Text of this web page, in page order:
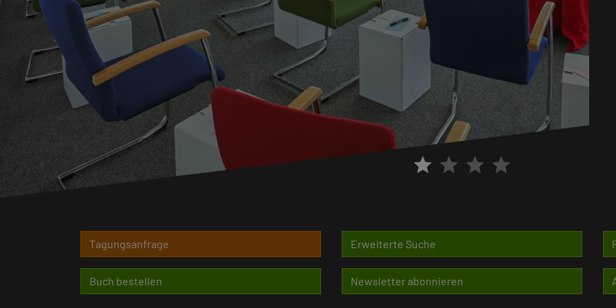
star star star star
Tagungsanfrage Erweiterte Suche
Buch bestellen Newsletter abonnieren